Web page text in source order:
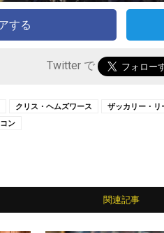
する
Twitter で
クリス・ヘムズワース ザッカリー・リ
ン
関連記事